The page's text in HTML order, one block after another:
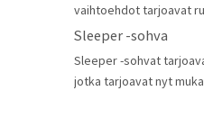
vaihtoehdot tarjoavat
Sleeper -sohva
Sleeper -sohvat
jotka tarjoavat nyt